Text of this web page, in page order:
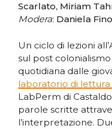
Scarlato, Miriam
Modera: Daniela
Un ciclo di lezioni
sul post
quotidiana dalle
laboratorio di lettura
LabPerm di
parole scritte
l’interpretazione.